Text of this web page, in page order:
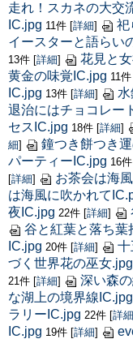
走れ！スカネの大交
IC.jpg 11件 [詳細] 祀
イースターと語らい
13件 [詳細] 花見と
黄金の味覚IC.jpg 11件
IC.jpg 13件 [詳細]
退治にはチョコレー
セスIC.jpg 18件 [詳細]
細] 鐘つき餅つき
パーティーIC.jpg 16件
[詳細] お茶会は海
は海風に吹かれて
夜IC.jpg 22件 [詳細]
谷と紅葉と落ち葉
IC.jpg 20件 [詳細] 十
づく世界花の巫女.jpg
21件 [詳細] 深い森
な湖上の境界線IC.jpg
ラリーIC.jpg 22件 [詳細
IC.jpg 19件 [詳細]